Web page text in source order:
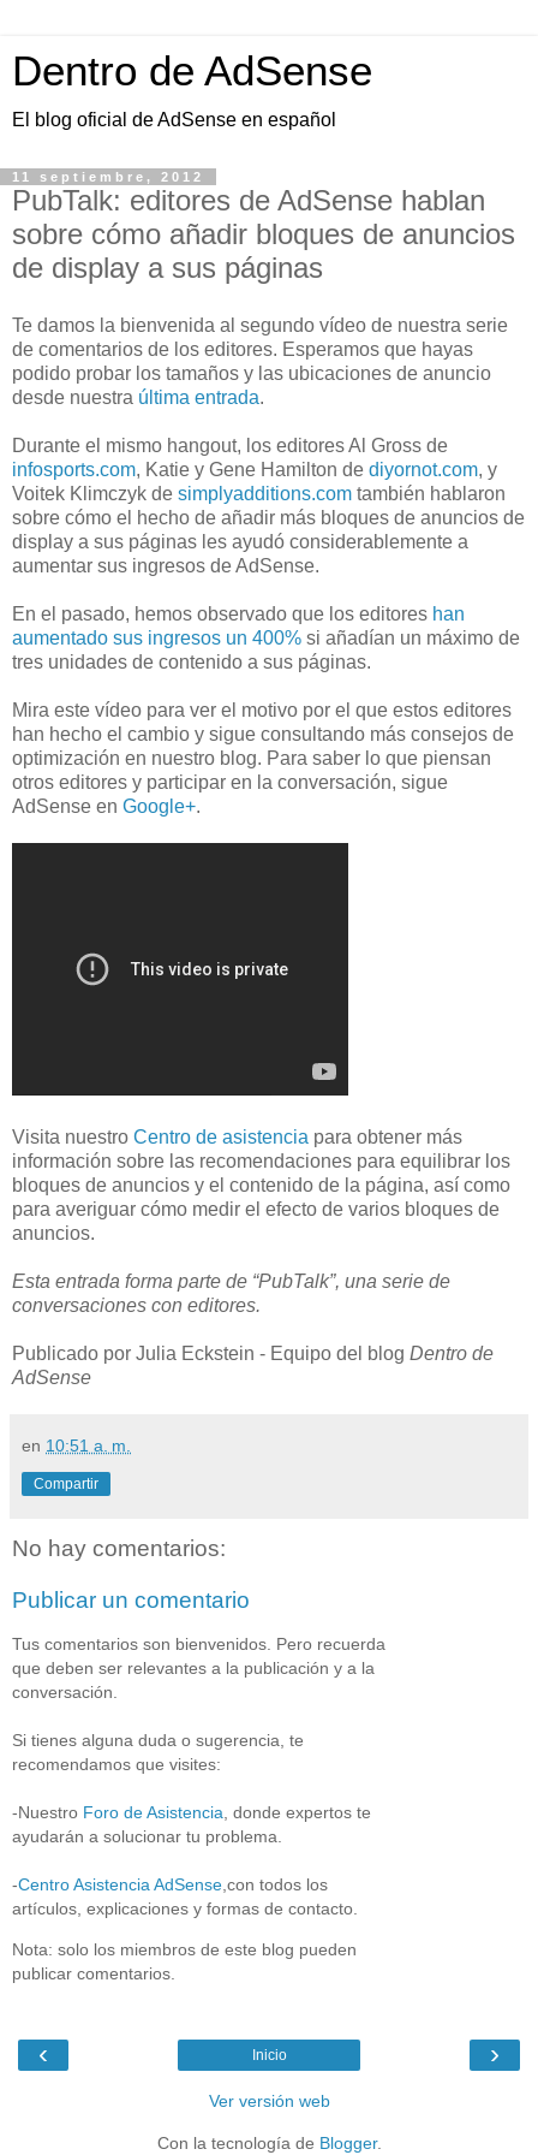
Dentro de AdSense
El blog oficial de AdSense en español
11 septiembre, 2012
PubTalk: editores de AdSense hablan
sobre cómo añadir bloques de anuncios
de display a sus páginas
Te damos la bienvenida al segundo vídeo de nuestra serie
de comentarios de los editores. Esperamos que hayas
podido probar los tamaños y las ubicaciones de anuncio
desde nuestra última entrada.
Durante el mismo hangout, los editores Al Gross de
infosports.com, Katie y Gene Hamilton de diyornot.com, y
Voitek Klimczyk de simplyadditions.com también hablaron
sobre cómo el hecho de añadir más bloques de anuncios de
display a sus páginas les ayudó considerablemente a
aumentar sus ingresos de AdSense.
En el pasado, hemos observado que los editores han
aumentado sus ingresos un 400% si añadían un máximo de
tres unidades de contenido a sus páginas.
Mira este vídeo para ver el motivo por el que estos editores
han hecho el cambio y sigue consultando más consejos de
optimización en nuestro blog. Para saber lo que piensan
otros editores y participar en la conversación, sigue
AdSense en Google+.
Visita nuestro Centro de asistencia para obtener más
información sobre las recomendaciones para equilibrar los
bloques de anuncios y el contenido de la página, así como
para averiguar cómo medir el efecto de varios bloques de
anuncios.
Esta entrada forma parte de “PubTalk”, una serie de
conversaciones con editores.
Publicado por Julia Eckstein - Equipo del blog Dentro de
AdSense
en 10:51 a. m.
Compartir
No hay comentarios:
Publicar un comentario
Tus comentarios son bienvenidos. Pero recuerda
que deben ser relevantes a la publicación y a la
conversación.
Si tienes alguna duda o sugerencia, te
recomendamos que visites:
-Nuestro Foro de Asistencia , donde expertos te
ayudarán a solucionar tu problema.
-Centro Asistencia AdSense ,con todos los
artículos, explicaciones y formas de contacto.
Nota: solo los miembros de este blog pueden
publicar comentarios.
‹ ›
Inicio
Ver versión web
Con la tecnología de Blogger.